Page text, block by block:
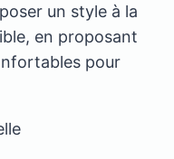
un style à la
en proposant
pour